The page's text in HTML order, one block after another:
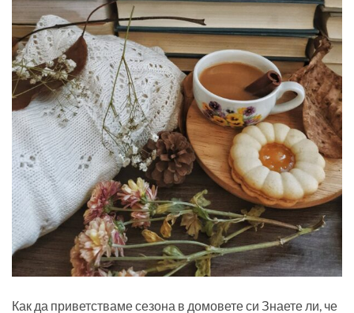
Как да приветстваме сезона в домовете си Знаете ли, че